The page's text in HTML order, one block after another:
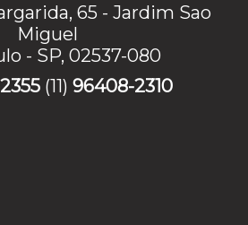
65 - Jardim Sao
Miguel
- SP, 02537-080
(11) 96408-2310